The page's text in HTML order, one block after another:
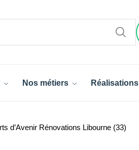
Nos métiers Réalisations
d’Avenir Rénovations Libourne (33)